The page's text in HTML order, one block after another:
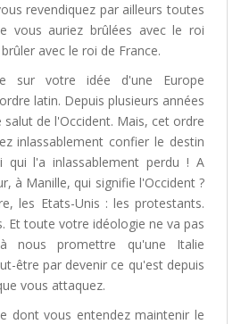
revendiquez par ailleurs toutes
vous auriez brûlées avec le roi
avec le roi de France.
sur votre idée d'une Europe
latin. Depuis plusieurs années
salut de l'Occident. Mais, cet ordre
inlassablement confier le destin
qui l'a inlassablement perdu ! A
à Manille, qui signifie l'Occident ?
les Etats-Unis : les protestants.
Et toute votre idéologie ne va pas
nous promettre qu'une Italie
être par devenir ce qu'est depuis
vous attaquez.
dont vous entendez maintenir le